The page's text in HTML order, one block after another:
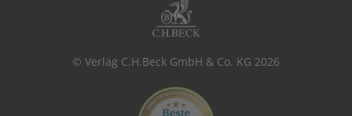
© Verlag C.H.Beck GmbH & Co. KG 2026